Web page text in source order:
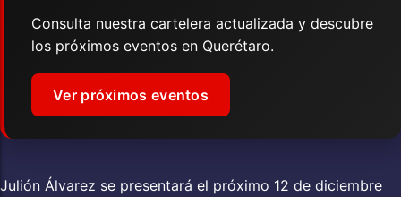
Consulta nuestra cartelera actualizada y descubre
los próximos eventos en Querétaro.
Ver próximos eventos
Julión Álvarez se presentará el próximo 12 de diciembre